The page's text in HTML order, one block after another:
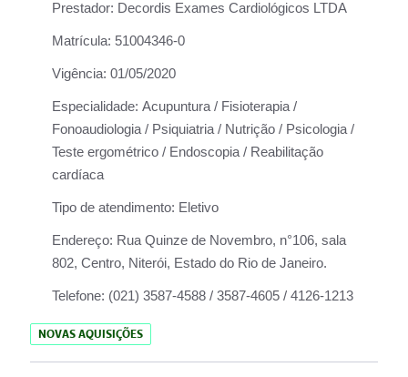
Prestador: Decordis Exames Cardiológicos LTDA
Matrícula: 51004346-0
Vigência: 01/05/2020
Especialidade: Acupuntura / Fisioterapia /
Fonoaudiologia / Psiquiatria / Nutrição / Psicologia /
Teste ergométrico / Endoscopia / Reabilitação
cardíaca
Tipo de atendimento: Eletivo
Endereço: Rua Quinze de Novembro, n°106, sala
802, Centro, Niterói, Estado do Rio de Janeiro.
Telefone: (021) 3587-4588 / 3587-4605 / 4126-1213
NOVAS AQUISIÇÕES